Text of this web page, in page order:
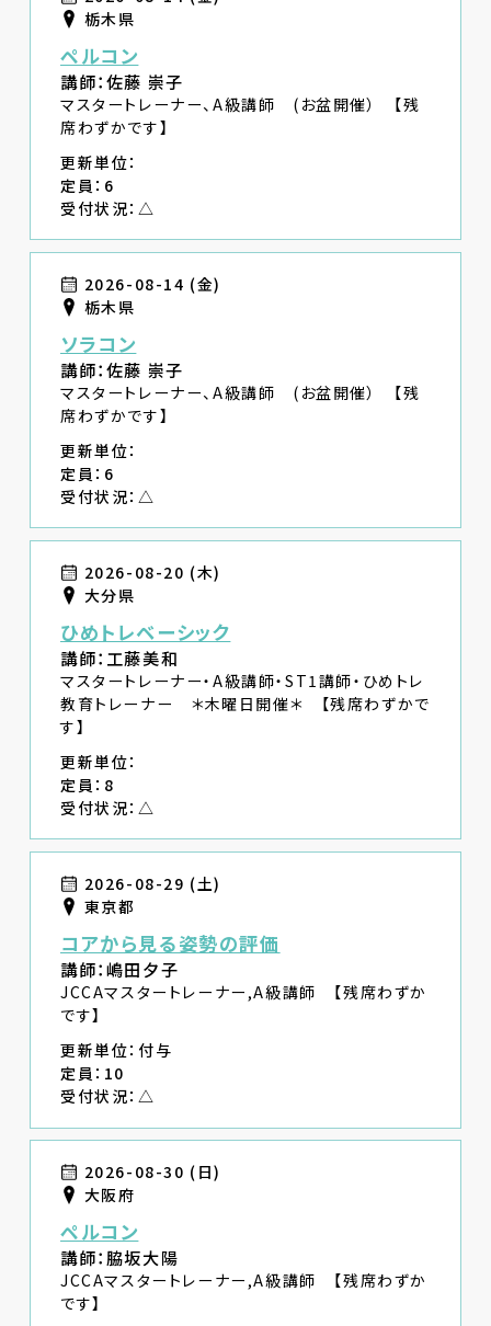
栃木県
ペルコン
講師：佐藤 崇子
マスタートレーナー、A級講師 (お盆開催） 【残
席わずかです】
更新単位：
定員：6
受付状況：△
2026-08-14 (金)
栃木県
ソラコン
講師：佐藤 崇子
マスタートレーナー、A級講師 (お盆開催） 【残
席わずかです】
更新単位：
定員：6
受付状況：△
2026-08-20 (木)
大分県
ひめトレベーシック
講師：工藤美和
マスタートレーナー・A級講師・ST1講師・ひめトレ
教育トレーナー ＊木曜日開催＊ 【残席わずかで
す】
更新単位：
定員：8
受付状況：△
2026-08-29 (土)
東京都
コアから見る姿勢の評価
講師：嶋田夕子
JCCAマスタートレーナー,A級講師 【残席わずか
です】
更新単位：付与
定員：10
受付状況：△
2026-08-30 (日)
大阪府
ペルコン
講師：脇坂大陽
JCCAマスタートレーナー,A級講師 【残席わずか
です】